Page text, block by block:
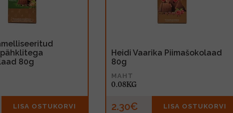
80g
LISA OSTUKORVI
Heidi Vaarika Piimašokolaad
80g
MAHT
0.08KG
2.30€ LISA OSTUKORVI